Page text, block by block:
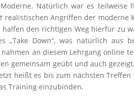
Natürlich war es teilweise
realistischen Angriffen der moderne
den richtigen Weg hierfür zu
„Take Down“, was natürlich aus
an diesem Lehrgang online
gemeinsam geübt und auch
heißt es bis zum nächsten
Training einzubinden.